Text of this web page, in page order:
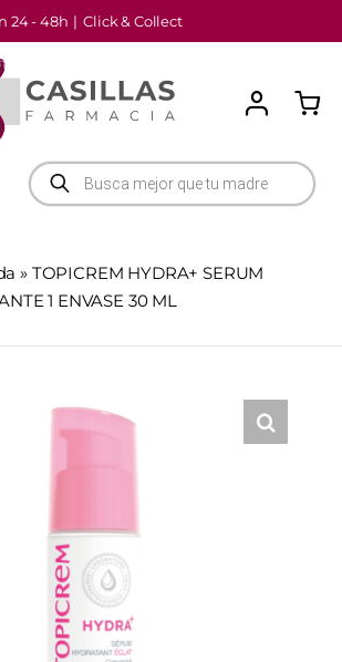
24 - 48h | Click & Collect
Búsqueda
de
productos
» TOPICREM HYDRA+ SERUM
1 ENVASE 30 ML